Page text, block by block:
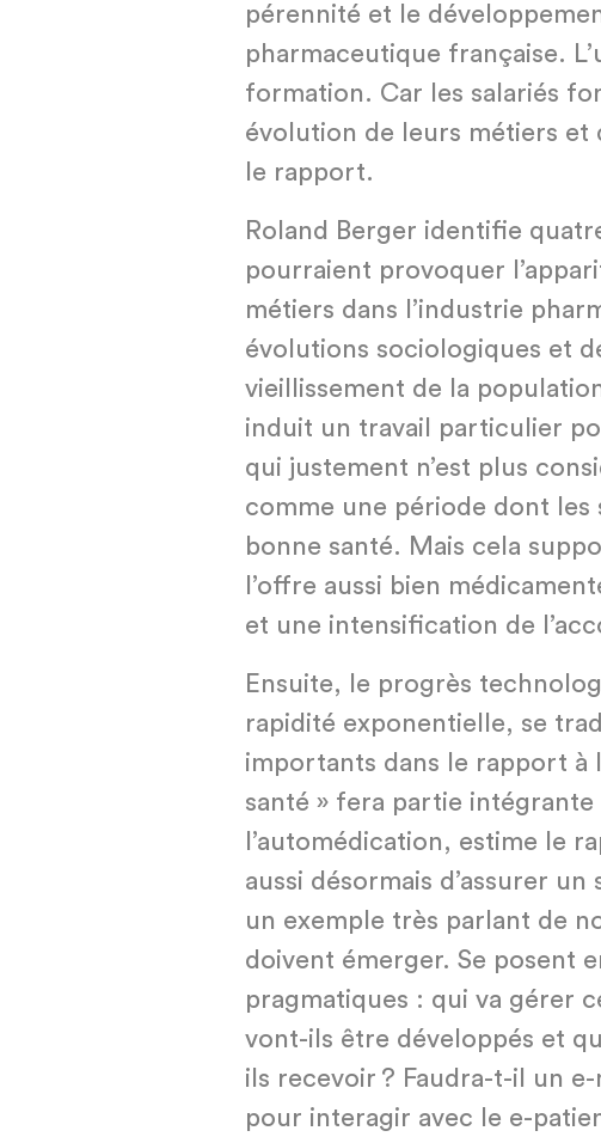
pérennité et le
pharmaceutique française.
formation. Car les salariés
évolution de leurs métiers et
le rapport.
Roland Berger identifie
pourraient provoquer
métiers dans l’industrie
évolutions sociologiques et
vieillissement de la
induit un travail particulier
qui justement n’est plus
comme une période dont
bonne santé. Mais cela
l’offre aussi bien
et une intensification de
Ensuite, le progrès
rapidité exponentielle, se
importants dans le rapport à
santé » fera partie
l’automédication, estime le
aussi désormais d’assurer
un exemple très parlant de
doivent émerger. Se posent
pragmatiques : qui va gérer
vont-ils être développés et
ils recevoir ? Faudra-t-il un
pour interagir avec le e-